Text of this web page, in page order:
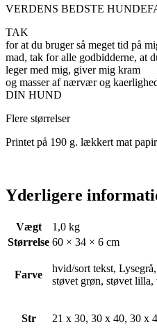
VERDENS BEDSTE
TAK
for at du bruger så meget tid på
mad, tak for alle godbidderne, at
leger med mig, giver mig kram
og masser af nærvær og
DIN HUND
Flere størrelser
Printet på 190 g. lækkert mat papir
Yderligere
Vægt
1,0 kg
Størrelse 60 × 34 × 6 cm
Farve
hvid/sort tekst,
støvet grøn, støvet lilla,
Str 21 x 30, 30 x 40, 30 x